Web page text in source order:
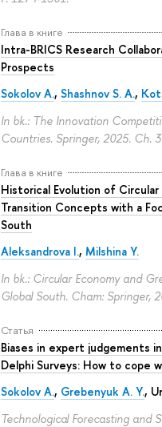
Глава в книге
Intra-BRICS Research
Prospects
Sokolov A., Shashnov S. A.,
In bk.: The Innovation
Countries. Springer, 2025. Ch.
Глава в книге
Historical Evolution of Circular
Transition Concepts with a
South
Aleksandrova I., Milshina Y.
In bk.: Circular Economy and
Global South. Cham: Springer,
Статья
Biases in expert judgements
Delphi Surveys: How to cope
Sokolov A., Grebenyuk A. Y.,
Technological Forecasting and